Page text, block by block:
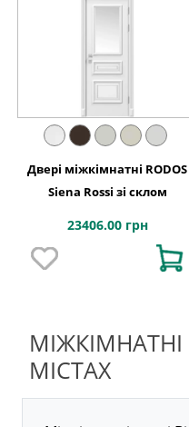
Двері міжкімнатні RODOS
Siena Rossi зі склом
23406.00 грн
МІСТАХ